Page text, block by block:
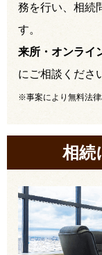
務を行い、相続
す。
来所・オンライ
にご相談くださ
※事案により無料法律
相続